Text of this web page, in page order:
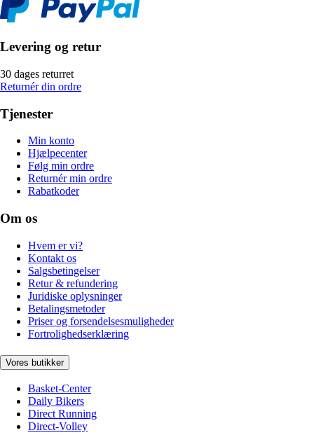
Levering og retur
30 dages returret
Returnér din ordre
Tjenester
Min konto
Hjælpecenter
Følg min ordre
Returnér min ordre
Rabatkoder
Om os
Hvem er vi?
Kontakt os
Salgsbetingelser
Retur & refundering
Juridiske oplysninger
Betalingsmetoder
Priser og forsendelsesmuligheder
Fortrolighedserklæring
Vores butikker
Basket-Center
Daily Bikers
Direct Running
Direct-Volley